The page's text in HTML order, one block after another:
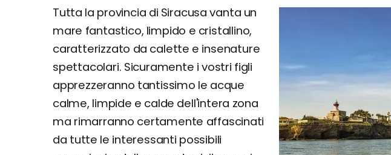
Tutta la provincia di Siracusa vanta un
mare fantastico, limpido e cristallino,
caratterizzato da calette e insenature
spettacolari. Sicuramente i vostri figli
apprezzeranno tantissimo le acque
calme, limpide e calde dell'intera zona
ma rimarranno certamente affascinati
da tutte le interessanti possibili